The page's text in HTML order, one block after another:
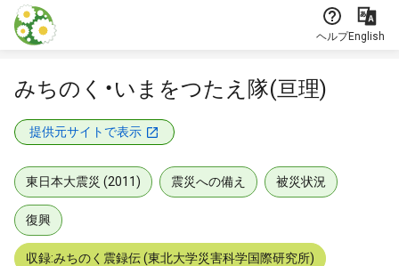
本文に飛ぶ
ヘルプEnglish
みちのく・いまをつたえ隊(亘理)
提供元サイトで表示
東日本大震災 (2011) 震災への備え 被災状況
復興
収録:みちのく震録伝 (東北大学災害科学国際研究所)